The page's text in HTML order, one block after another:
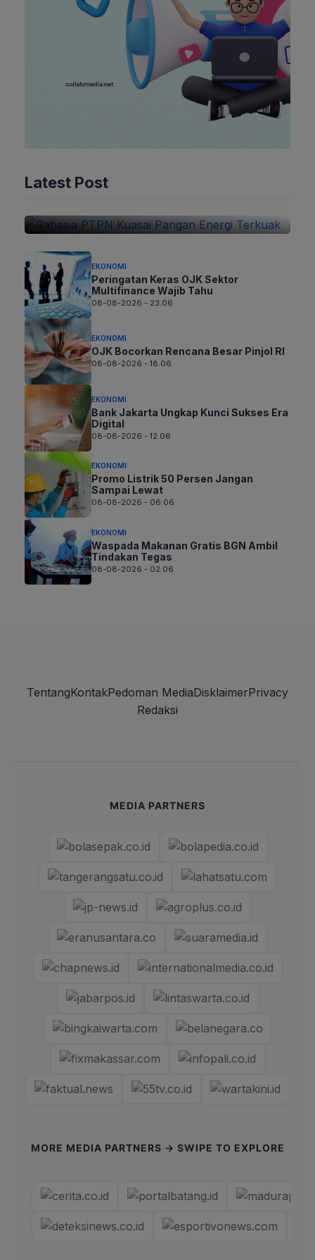
Latest Post
Energi Terkuak
EKONOMI
Peringatan Keras OJK Sektor
Multifinance Wajib Tahu
08-08-2026 - 23.06
EKONOMI
OJK Bocorkan Rencana Besar Pinjol RI
08-08-2026 - 18.06
EKONOMI
Bank Jakarta Ungkap Kunci Sukses Era
Digital
08-08-2026 - 12.06
EKONOMI
Promo Listrik 50 Persen Jangan
Sampai Lewat
08-08-2026 - 06.06
EKONOMI
Waspada Makanan Gratis BGN Ambil
Tindakan Tegas
08-08-2026 - 02.06
TentangKontakPedoman MediaDisklaimerPrivacy
Redaksi
MEDIA PARTNERS
MORE MEDIA PARTNERS → SWIPE TO EXPLORE